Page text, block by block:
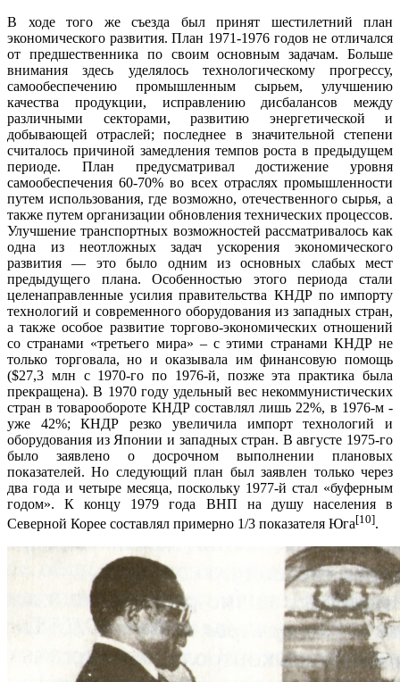
В ходе того же съезда был принят шестилетний план
экономического развития. План 1971-1976 годов не отличался
от предшественника по своим основным задачам. Больше
внимания здесь уделялось технологическому прогрессу,
самообеспечению промышленным сырьем, улучшению
качества продукции, исправлению дисбалансов между
различными секторами, развитию энергетической и
добывающей отраслей; последнее в значительной степени
считалось причиной замедления темпов роста в предыдущем
периоде. План предусматривал достижение уровня
самообеспечения 60-70% во всех отраслях промышленности
путем использования, где возможно, отечественного сырья, а
также путем организации обновления технических процессов.
Улучшение транспортных возможностей рассматривалось как
одна из неотложных задач ускорения экономического
развития — это было одним из основных слабых мест
предыдущего плана. Особенностью этого периода стали
целенаправленные усилия правительства КНДР по импорту
технологий и современного оборудования из западных стран,
а также особое развитие торгово-экономических отношений
со странами «третьего мира» – c этими странами КНДР не
только торговала, но и оказывала им финансовую помощь
($27,3 млн с 1970-го по 1976-й, позже эта практика была
прекращена). В 1970 году удельный вес некоммунистических
стран в товарообороте КНДР составлял лишь 22%, в 1976-м -
уже 42%; КНДР резко увеличила импорт технологий и
оборудования из Японии и западных стран. В августе 1975-го
было заявлено о досрочном выполнении плановых
показателей. Но следующий план был заявлен только через
два года и четыре месяца, поскольку 1977-й стал «буферным
годом». К концу 1979 года ВНП на душу населения в
Северной Корее составлял примерно 1/3 показателя Юга[10].